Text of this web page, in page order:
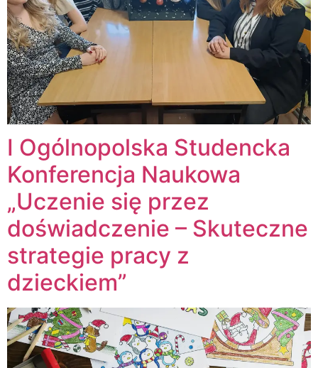
I Ogólnopolska Studencka
Konferencja Naukowa
„Uczenie się przez
doświadczenie – Skuteczne
strategie pracy z
dzieckiem”